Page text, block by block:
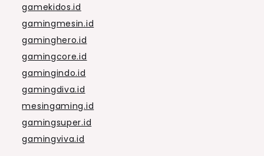
gamekidos.id
gamingmesin.id
gaminghero.id
gamingcore.id
gamingindo.id
gamingdiva.id
mesingaming.id
gamingsuper.id
gamingviva.id